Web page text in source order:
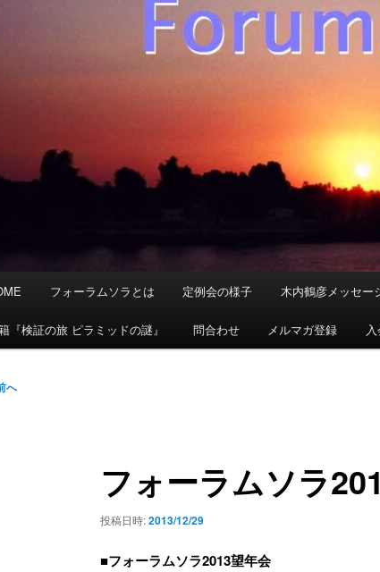
フォーラムソラとは 定例会の様子 木内鶴彦メッセー
『検証の旅 ピラミッドの謎』 問合わせ メルマガ登録
へ
フォーラムソラ
投稿日時:2013/12/29
■フォーラムソラ2013望年会